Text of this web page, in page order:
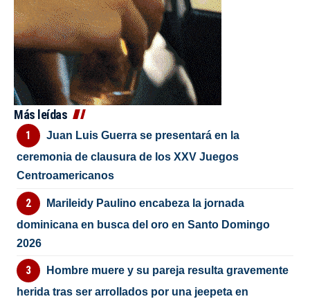
Más leídas
Juan Luis Guerra se presentará en la
ceremonia de clausura de los XXV Juegos
Centroamericanos
Marileidy Paulino encabeza la jornada
dominicana en busca del oro en Santo Domingo
2026
Hombre muere y su pareja resulta gravemente
herida tras ser arrollados por una jeepeta en